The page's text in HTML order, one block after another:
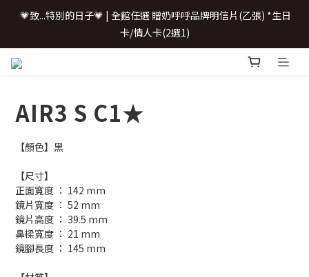
卡/情人卡(2選1)
卡/情人卡(2選1)
購鏡即享配件加購優惠
AIR3 S C1★
【顏色】黑
【尺寸】
正面寬度 ： 142 mm
鏡片寬度 ： 52 mm
鏡片高度 ： 39.5 mm
鼻樑寬度 ： 21 mm
鏡腳長度 ： 145 mm